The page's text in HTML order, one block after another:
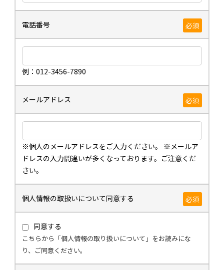
電話番号 必須
例：012-3456-7890
メールアドレス 必須
※個人のメールアドレスをご入力ください。 ※メールア
ドレスの入力間違いが多くなっております。ご注意くだ
さい。
個人情報の取扱いについて同意する 必須
同意する
こちらから「個人情報の取り扱いについて」をお読みにな
り、ご同意ください。